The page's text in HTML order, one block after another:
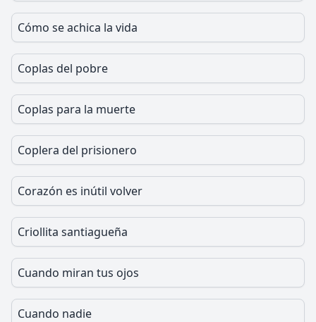
Cómo se achica la vida
Coplas del pobre
Coplas para la muerte
Coplera del prisionero
Corazón es inútil volver
Criollita santiagueña
Cuando miran tus ojos
Cuando nadie